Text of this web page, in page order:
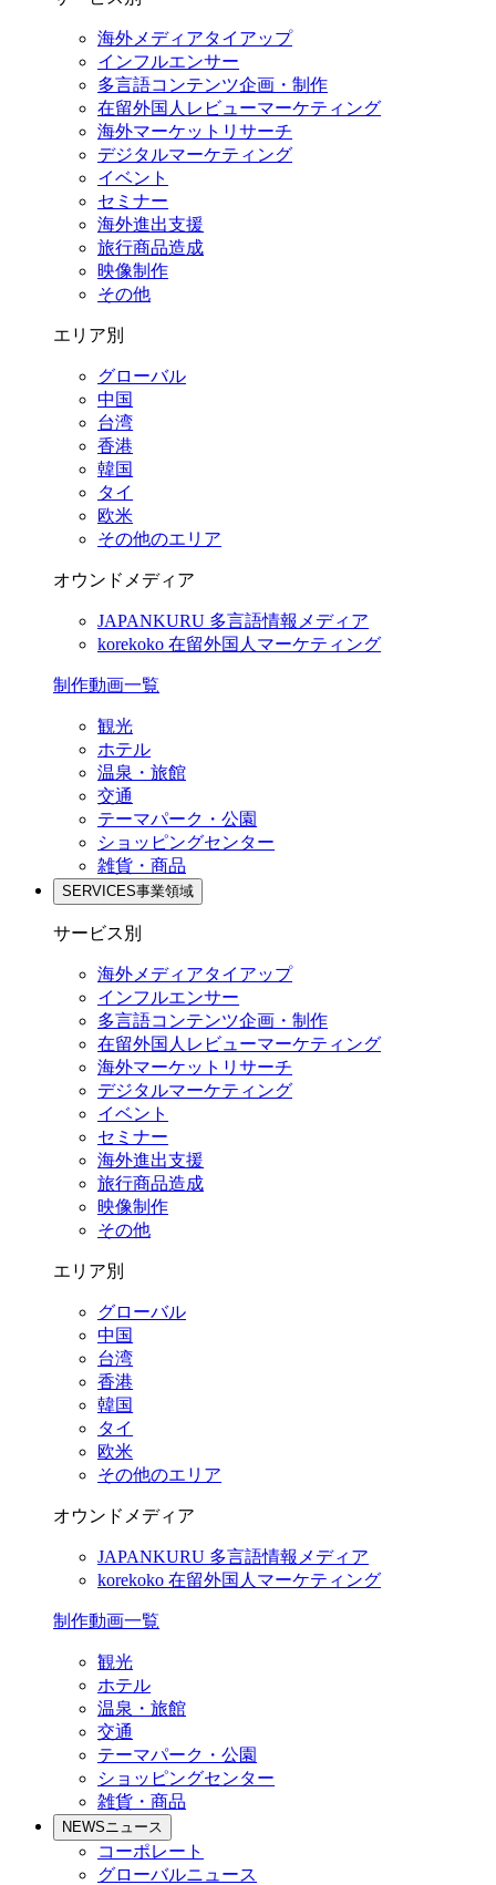
海外メディアタイアップ
インフルエンサー
多言語コンテンツ企画・制作
在留外国⼈レビューマーケティング
海外マーケットリサーチ
デジタルマーケティング
イベント
セミナー
海外進出支援
旅行商品造成
映像制作
その他
エリア別
グローバル
中国
台湾
香港
韓国
タイ
欧米
その他のエリア
オウンドメディア
JAPANKURU 多言語情報メディア
korekoko 在留外国人マーケティング
制作動画一覧
観光
ホテル
温泉・旅館
交通
テーマパーク・公園
ショッピングセンター
雑貨・商品
SERVICES事業領域
サービス別
海外メディアタイアップ
インフルエンサー
多言語コンテンツ企画・制作
在留外国⼈レビューマーケティング
海外マーケットリサーチ
デジタルマーケティング
イベント
セミナー
海外進出支援
旅行商品造成
映像制作
その他
エリア別
グローバル
中国
台湾
香港
韓国
タイ
欧米
その他のエリア
オウンドメディア
JAPANKURU 多言語情報メディア
korekoko 在留外国人マーケティング
制作動画一覧
観光
ホテル
温泉・旅館
交通
テーマパーク・公園
ショッピングセンター
雑貨・商品
NEWSニュース
コーポレート
グローバルニュース